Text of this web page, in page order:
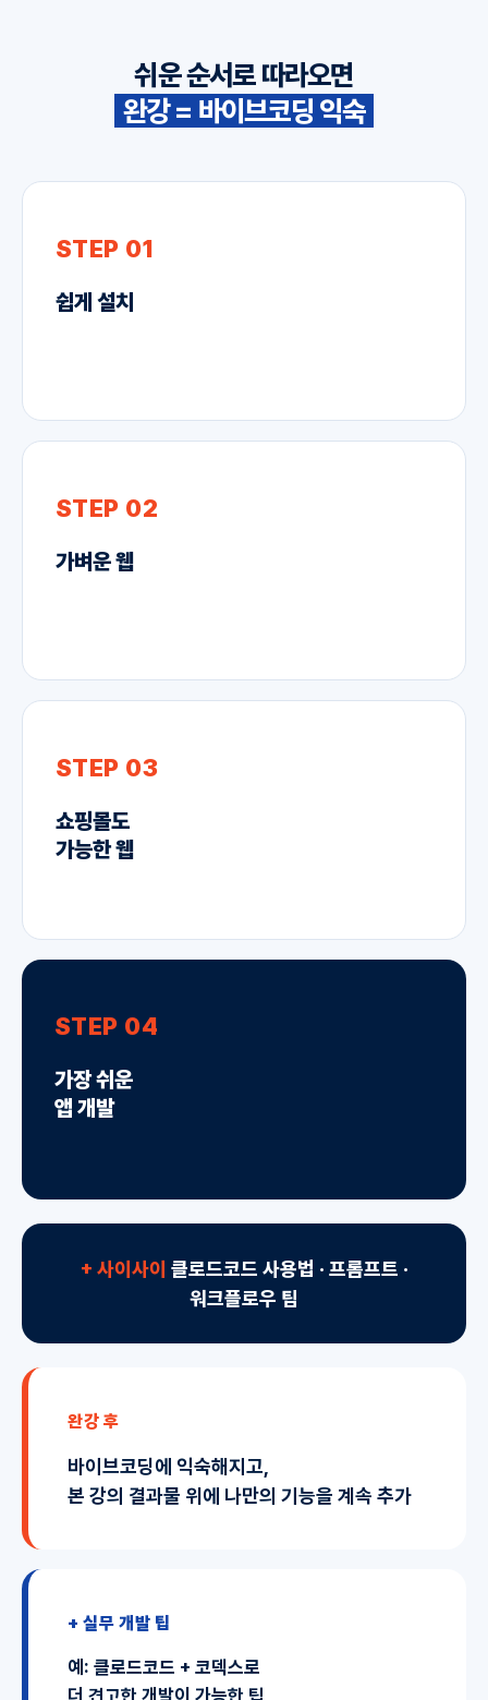
쉬운 순서로 따라오면
완강 = 바이브코딩 익숙
STEP 01
쉽게 설치
STEP 02
가벼운 웹
STEP 03
쇼핑몰도
가능한 웹
STEP 04
가장 쉬운
앱 개발
+ 사이사이 클로드코드 사용법 · 프롬프트 ·
워크플로우 팁
완강 후
바이브코딩에 익숙해지고,
본 강의 결과물 위에 나만의 기능을 계속 추가
+ 실무 개발 팁
예: 클로드코드 + 코덱스로